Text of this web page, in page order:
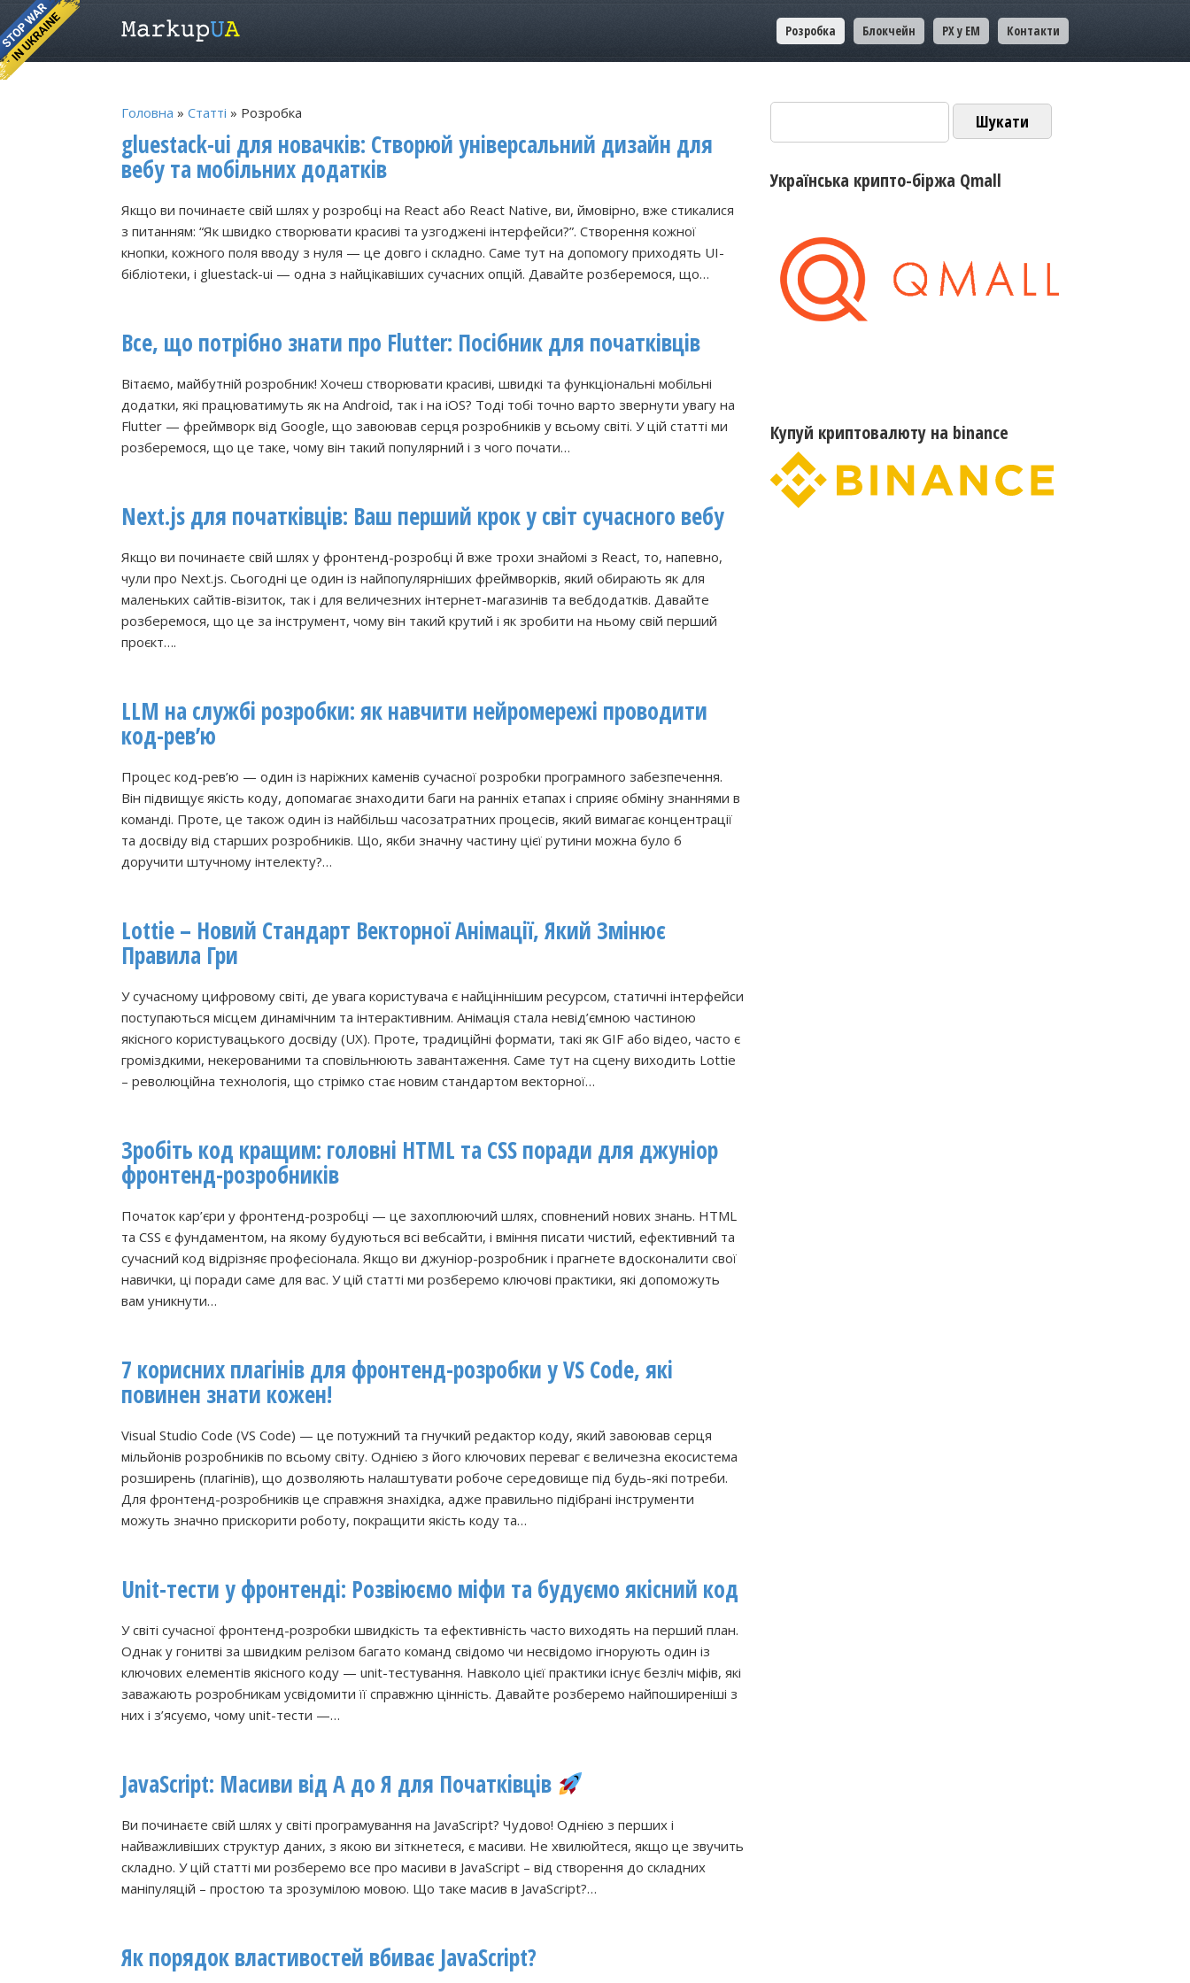
Головна » Статті » Розробка
gluestack-ui для новачків: Створюй універсальний дизайн для
вебу та мобільних додатків
Якщо ви починаєте свій шлях у розробці на React або React Native, ви, ймовірно, вже стикалися
з питанням: “Як швидко створювати красиві та узгоджені інтерфейси?”. Створення кожної
кнопки, кожного поля вводу з нуля — це довго і складно. Саме тут на допомогу приходять UI-
бібліотеки, і gluestack-ui — одна з найцікавіших сучасних опцій. Давайте розберемося, що…
Все, що потрібно знати про Flutter: Посібник для початківців
Вітаємо, майбутній розробник! Хочеш створювати красиві, швидкі та функціональні мобільні
додатки, які працюватимуть як на Android, так і на iOS? Тоді тобі точно варто звернути увагу на
Flutter — фреймворк від Google, що завоював серця розробників у всьому світі. У цій статті ми
розберемося, що це таке, чому він такий популярний і з чого почати…
Next.js для початківців: Ваш перший крок у світ сучасного вебу
Якщо ви починаєте свій шлях у фронтенд-розробці й вже трохи знайомі з React, то, напевно,
чули про Next.js. Сьогодні це один із найпопулярніших фреймворків, який обирають як для
маленьких сайтів-візиток, так і для величезних інтернет-магазинів та вебдодатків. Давайте
розберемося, що це за інструмент, чому він такий крутий і як зробити на ньому свій перший
проєкт….
LLM на службі розробки: як навчити нейромережі проводити
код-рев’ю
Процес код-рев’ю — один із наріжних каменів сучасної розробки програмного забезпечення.
Він підвищує якість коду, допомагає знаходити баги на ранніх етапах і сприяє обміну знаннями в
команді. Проте, це також один із найбільш часозатратних процесів, який вимагає концентрації
та досвіду від старших розробників. Що, якби значну частину цієї рутини можна було б
доручити штучному інтелекту?…
Lottie – Новий Стандарт Векторної Анімації, Який Змінює
Правила Гри
У сучасному цифровому світі, де увага користувача є найціннішим ресурсом, статичні інтерфейси
поступаються місцем динамічним та інтерактивним. Анімація стала невід’ємною частиною
якісного користувацького досвіду (UX). Проте, традиційні формати, такі як GIF або відео, часто є
громіздкими, некерованими та сповільнюють завантаження. Саме тут на сцену виходить Lottie
– революційна технологія, що стрімко стає новим стандартом векторної…
Зробіть код кращим: головні HTML та CSS поради для джуніор
фронтенд-розробників
Початок кар’єри у фронтенд-розробці — це захоплюючий шлях, сповнений нових знань. HTML
та CSS є фундаментом, на якому будуються всі вебсайти, і вміння писати чистий, ефективний та
сучасний код відрізняє професіонала. Якщо ви джуніор-розробник і прагнете вдосконалити свої
навички, ці поради саме для вас. У цій статті ми розберемо ключові практики, які допоможуть
вам уникнути…
7 корисних плагінів для фронтенд-розробки у VS Code, які
повинен знати кожен!
Visual Studio Code (VS Code) — це потужний та гнучкий редактор коду, який завоював серця
мільйонів розробників по всьому світу. Однією з його ключових переваг є величезна екосистема
розширень (плагінів), що дозволяють налаштувати робоче середовище під будь-які потреби.
Для фронтенд-розробників це справжня знахідка, адже правильно підібрані інструменти
можуть значно прискорити роботу, покращити якість коду та…
Unit-тести у фронтенді: Розвіюємо міфи та будуємо якісний код
У світі сучасної фронтенд-розробки швидкість та ефективність часто виходять на перший план.
Однак у гонитві за швидким релізом багато команд свідомо чи несвідомо ігнорують один із
ключових елементів якісного коду — unit-тестування. Навколо цієї практики існує безліч міфів, які
заважають розробникам усвідомити її справжню цінність. Давайте розберемо найпоширеніші з
них і з’ясуємо, чому unit-тести —…
JavaScript: Масиви від А до Я для Початківців
Ви починаєте свій шлях у світі програмування на JavaScript? Чудово! Однією з перших і
найважливіших структур даних, з якою ви зіткнетеся, є масиви. Не хвилюйтеся, якщо це звучить
складно. У цій статті ми розберемо все про масиви в JavaScript – від створення до складних
маніпуляцій – простою та зрозумілою мовою. Що таке масив в JavaScript?…
Як порядок властивостей вбиває JavaScript?
Українська крипто-біржа Qmall
Купуй криптовалюту на binance
Розробка Блокчейн PX у EM Контакти